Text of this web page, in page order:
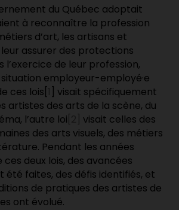
du Québec adoptait
à reconnaître la profession
d’art, les artisans et
assurer des protections
l’exercice de leur profession,
employeur-employé·e
ces lois[
] visait spécifiquement
artistes des arts de la scène, du
l’autre loi
visait celles des
des arts visuels, des métiers
Pendant les années
ces deux lois, des avancées
faites, des défis identifiés, et
de pratiques des artistes de
ont évolué.